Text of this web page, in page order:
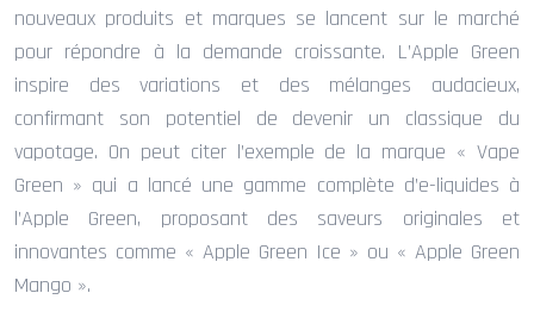
nouveaux produits et marques se lancent sur le marché
pour répondre à la demande croissante. L’Apple Green
inspire des variations et des mélanges audacieux,
confirmant son potentiel de devenir un classique du
vapotage. On peut citer l’exemple de la marque « Vape
Green » qui a lancé une gamme complète d’e-liquides à
l’Apple Green, proposant des saveurs originales et
innovantes comme « Apple Green Ice » ou « Apple Green
Mango ».